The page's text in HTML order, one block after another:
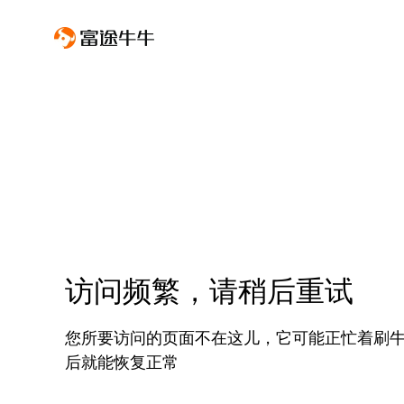
访问频繁，请稍后重试
您所要访问的页面不在这儿，它可能正忙着刷
后就能恢复正常